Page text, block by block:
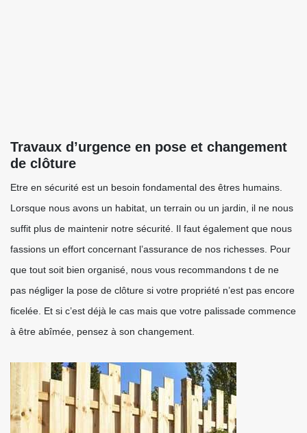
Travaux d’urgence en pose et changement
de clôture
Etre en sécurité est un besoin fondamental des êtres humains.
Lorsque nous avons un habitat, un terrain ou un jardin, il ne nous
suffit plus de maintenir notre sécurité. Il faut également que nous
fassions un effort concernant l’assurance de nos richesses. Pour
que tout soit bien organisé, nous vous recommandons t de ne
pas négliger la pose de clôture si votre propriété n’est pas encore
ficelée. Et si c’est déjà le cas mais que votre palissade commence
à être abîmée, pensez à son changement.